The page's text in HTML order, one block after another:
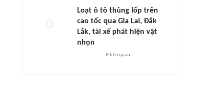
Loạt ô tô thủng lốp trên
cao tốc qua Gia Lai, Đắk
Lắk, tài xế phát hiện vật
nhọn
8 liên quan